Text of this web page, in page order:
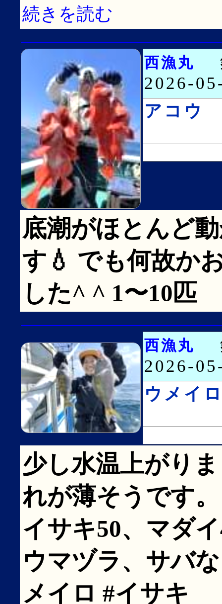
続きを読む
西漁丸
2026-
アコウ
底潮がほとんど
す💧 でも何故か
した^ ^ 1〜10匹
西漁丸
2026-
ウメイ
少し水温上がり
れが薄そうです
イサキ50、マダ
ウマヅラ、サバ
メイロ #イサキ